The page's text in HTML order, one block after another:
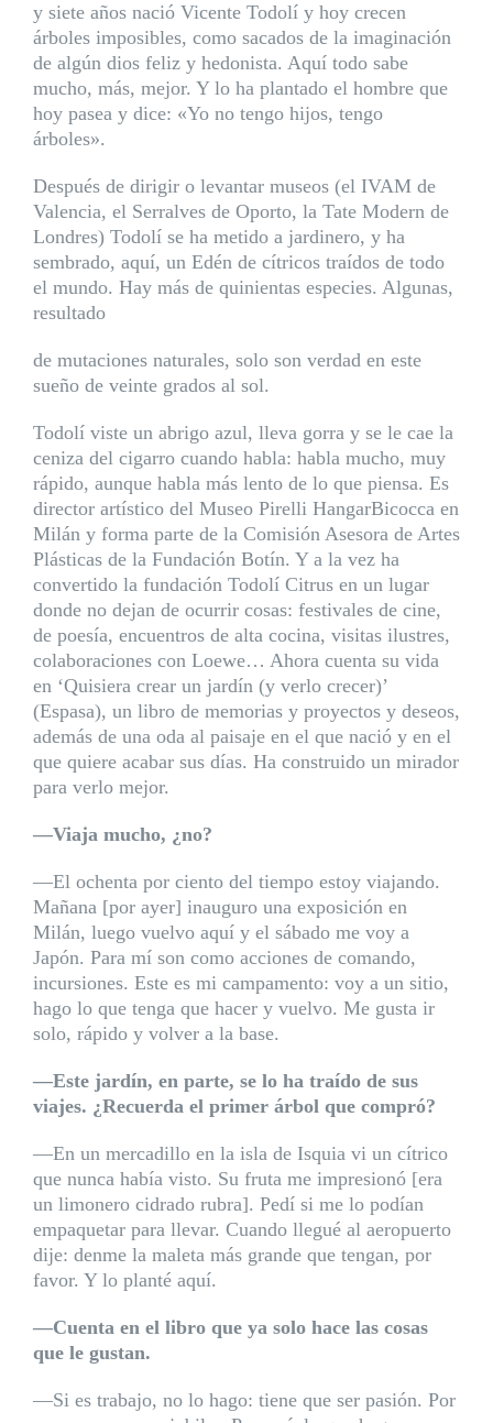
y siete años nació Vicente Todolí y hoy crecen
árboles imposibles, como sacados de la imaginación
de algún dios feliz y hedonista. Aquí todo sabe
mucho, más, mejor. Y lo ha plantado el hombre que
hoy pasea y dice: «Yo no tengo hijos, tengo
árboles».
Después de dirigir o levantar museos (el IVAM de
Valencia, el Serralves de Oporto, la Tate Modern de
Londres) Todolí se ha metido a jardinero, y ha
sembrado, aquí, un Edén de cítricos traídos de todo
el mundo. Hay más de quinientas especies. Algunas,
resultado
de mutaciones naturales, solo son verdad en este
sueño de veinte grados al sol.
Todolí viste un abrigo azul, lleva gorra y se le cae la
ceniza del cigarro cuando habla: habla mucho, muy
rápido, aunque habla más lento de lo que piensa. Es
director artístico del Museo Pirelli HangarBicocca en
Milán y forma parte de la Comisión Asesora de Artes
Plásticas de la Fundación Botín. Y a la vez ha
convertido la fundación Todolí Citrus en un lugar
donde no dejan de ocurrir cosas: festivales de cine,
de poesía, encuentros de alta cocina, visitas ilustres,
colaboraciones con Loewe… Ahora cuenta su vida
en ‘Quisiera crear un jardín (y verlo crecer)’
(Espasa), un libro de memorias y proyectos y deseos,
además de una oda al paisaje en el que nació y en el
que quiere acabar sus días. Ha construido un mirador
para verlo mejor.
—Viaja mucho, ¿no?
—El ochenta por ciento del tiempo estoy viajando.
Mañana [por ayer] inauguro una exposición en
Milán, luego vuelvo aquí y el sábado me voy a
Japón. Para mí son como acciones de comando,
incursiones. Este es mi campamento: voy a un sitio,
hago lo que tenga que hacer y vuelvo. Me gusta ir
solo, rápido y volver a la base.
—Este jardín, en parte, se lo ha traído de sus
viajes. ¿Recuerda el primer árbol que compró?
—En un mercadillo en la isla de Isquia vi un cítrico
que nunca había visto. Su fruta me impresionó [era
un limonero cidrado rubra]. Pedí si me lo podían
empaquetar para llevar. Cuando llegué al aeropuerto
dije: denme la maleta más grande que tengan, por
favor. Y lo planté aquí.
—Cuenta en el libro que ya solo hace las cosas
que le gustan.
—Si es trabajo, no lo hago: tiene que ser pasión. Por